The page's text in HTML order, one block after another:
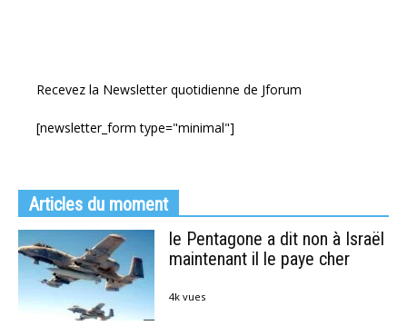
Recevez la Newsletter quotidienne de Jforum
[newsletter_form type="minimal"]
Articles du moment
le Pentagone a dit non à Israël
maintenant il le paye cher
4k vues